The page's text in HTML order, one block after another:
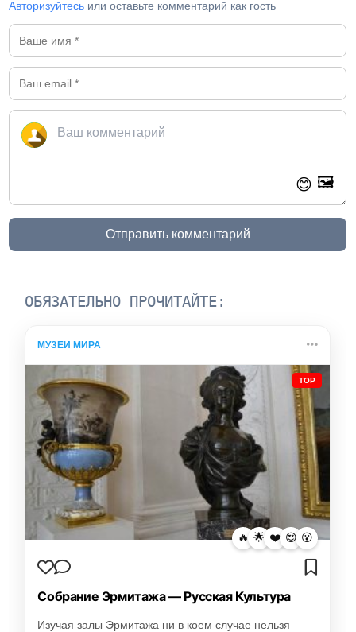
Авторизуйтесь или оставьте комментарий как гость
😊 🖼️
Отправить комментарий
ОБЯЗАТЕЛЬНО ПРОЧИТАЙТЕ:
МУЗЕИ МИРА
TOP
🔥 🌟 ❤️ 😍 😮
Собрание Эрмитажа — Русская Культура
Изучая залы Эрмитажа ни в коем случае нельзя